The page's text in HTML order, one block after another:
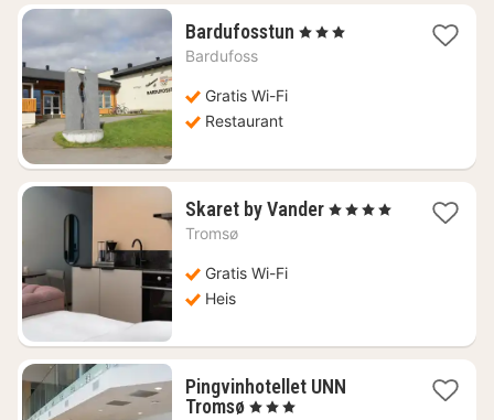
Bardufosstun 1
, 3 Stjerner
Bardufoss
Gratis Wi-Fi
Restaurant
Skaret by Vander1
, 4 Stjerner
Tromsø
Gratis Wi-Fi
Heis
Pingvinhotellet UNN
Tromsø1
, 3 Stjerner